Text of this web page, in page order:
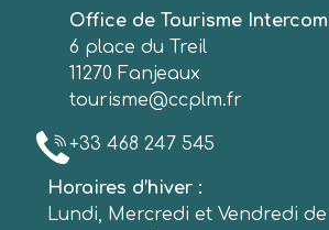
Office de Tourisme
6 place du Treil
11270 Fanjeaux
tourisme@ccplm.fr
+33 468 247 545
Horaires d’hiver :
Lundi, Mercredi et Vendredi de